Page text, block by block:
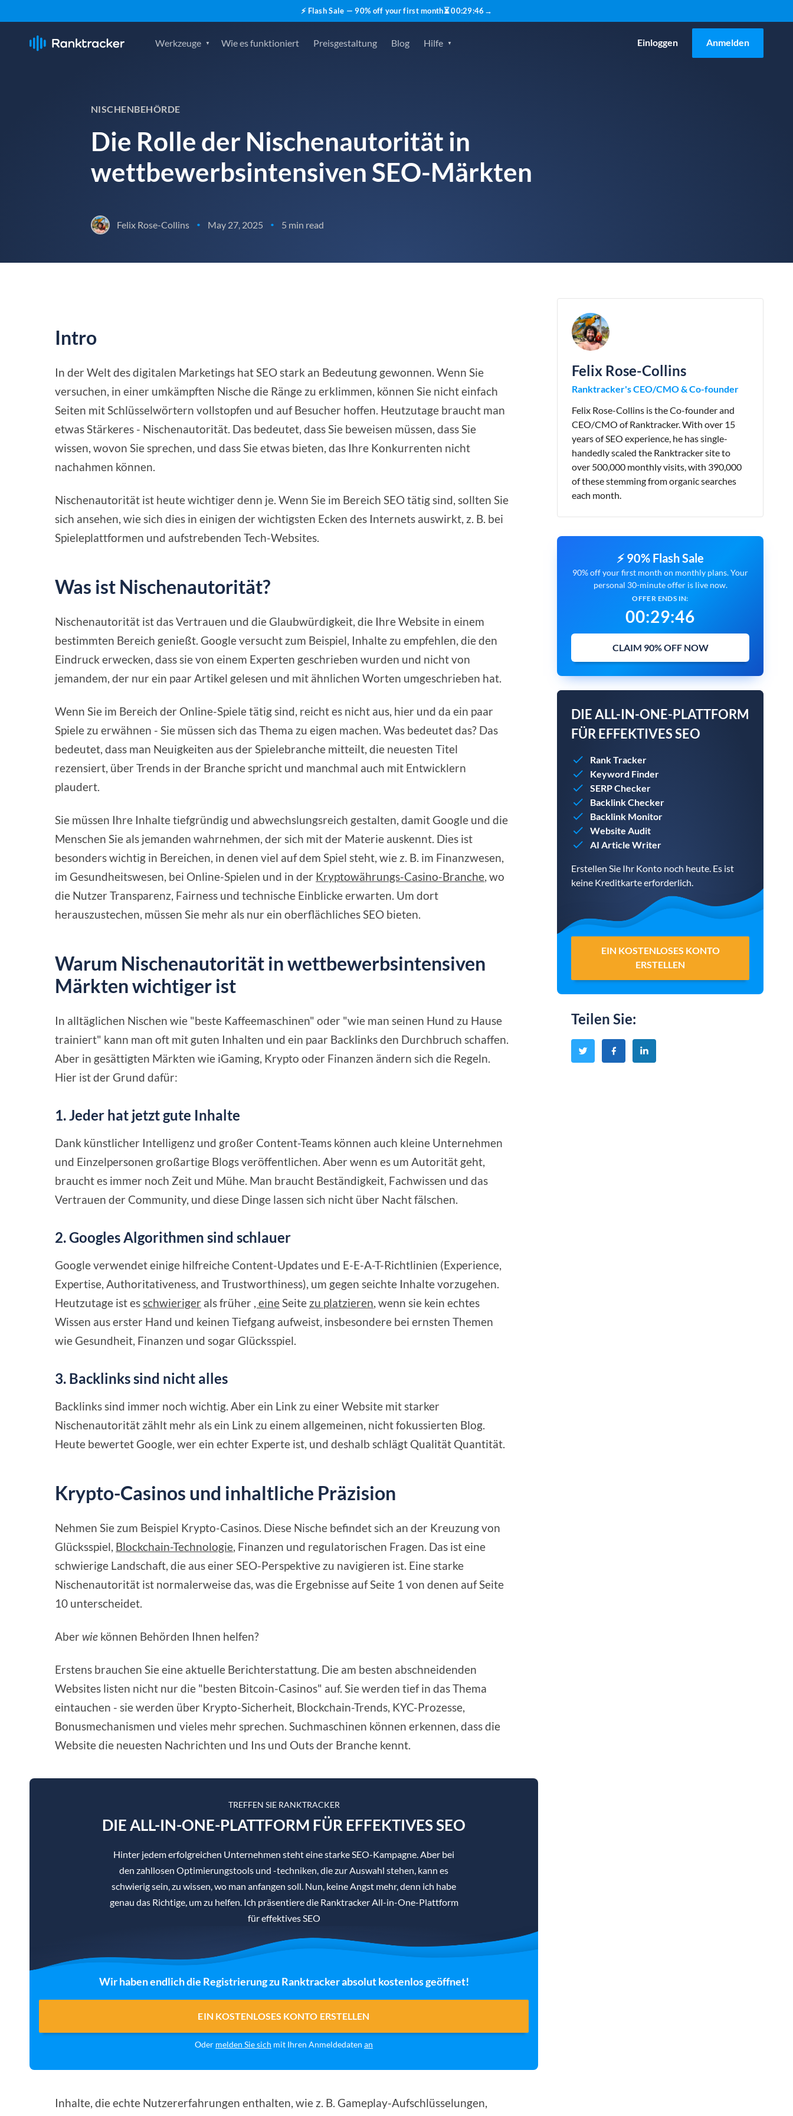
⚡ Flash Sale — 90% off your first month⏳00:29:45 →
Werkzeuge Wie es funktioniert Preisgestaltung Blog Hilfe Einloggen Anmelden
NISCHENBEHÖRDE
Die Rolle der Nischenautorität in
wettbewerbsintensiven SEO-Märkten
Felix Rose-Collins • May 27, 2025 • 5 min read
Intro
In der Welt des digitalen Marketings hat SEO stark an Bedeutung gewonnen. Wenn Sie
versuchen, in einer umkämpften Nische die Ränge zu erklimmen, können Sie nicht einfach
Seiten mit Schlüsselwörtern vollstopfen und auf Besucher hoffen. Heutzutage braucht man
etwas Stärkeres - Nischenautorität. Das bedeutet, dass Sie beweisen müssen, dass Sie
wissen, wovon Sie sprechen, und dass Sie etwas bieten, das Ihre Konkurrenten nicht
nachahmen können.
Nischenautorität ist heute wichtiger denn je. Wenn Sie im Bereich SEO tätig sind, sollten Sie
sich ansehen, wie sich dies in einigen der wichtigsten Ecken des Internets auswirkt, z. B. bei
Spieleplattformen und aufstrebenden Tech-Websites.
Was ist Nischenautorität?
Nischenautorität ist das Vertrauen und die Glaubwürdigkeit, die Ihre Website in einem
bestimmten Bereich genießt. Google versucht zum Beispiel, Inhalte zu empfehlen, die den
Eindruck erwecken, dass sie von einem Experten geschrieben wurden und nicht von
jemandem, der nur ein paar Artikel gelesen und mit ähnlichen Worten umgeschrieben hat.
Wenn Sie im Bereich der Online-Spiele tätig sind, reicht es nicht aus, hier und da ein paar
Spiele zu erwähnen - Sie müssen sich das Thema zu eigen machen. Was bedeutet das? Das
bedeutet, dass man Neuigkeiten aus der Spielebranche mitteilt, die neuesten Titel
rezensiert, über Trends in der Branche spricht und manchmal auch mit Entwicklern
plaudert.
Sie müssen Ihre Inhalte tiefgründig und abwechslungsreich gestalten, damit Google und die
Menschen Sie als jemanden wahrnehmen, der sich mit der Materie auskennt. Dies ist
besonders wichtig in Bereichen, in denen viel auf dem Spiel steht, wie z. B. im Finanzwesen,
im Gesundheitswesen, bei Online-Spielen und in der Kryptowährungs-Casino-Branche, wo
die Nutzer Transparenz, Fairness und technische Einblicke erwarten. Um dort
herauszustechen, müssen Sie mehr als nur ein oberflächliches SEO bieten.
Warum Nischenautorität in wettbewerbsintensiven
Märkten wichtiger ist
In alltäglichen Nischen wie "beste Kaffeemaschinen" oder "wie man seinen Hund zu Hause
trainiert" kann man oft mit guten Inhalten und ein paar Backlinks den Durchbruch schaffen.
Aber in gesättigten Märkten wie iGaming, Krypto oder Finanzen ändern sich die Regeln.
Hier ist der Grund dafür:
1. Jeder hat jetzt gute Inhalte
Dank künstlicher Intelligenz und großer Content-Teams können auch kleine Unternehmen
und Einzelpersonen großartige Blogs veröffentlichen. Aber wenn es um Autorität geht,
braucht es immer noch Zeit und Mühe. Man braucht Beständigkeit, Fachwissen und das
Vertrauen der Community, und diese Dinge lassen sich nicht über Nacht fälschen.
2. Googles Algorithmen sind schlauer
Google verwendet einige hilfreiche Content-Updates und E-E-A-T-Richtlinien (Experience,
Expertise, Authoritativeness, and Trustworthiness), um gegen seichte Inhalte vorzugehen.
Heutzutage ist esschwieriger als früher , eineSeite zu platzieren, wenn sie kein echtes
Wissen aus erster Hand und keinen Tiefgang aufweist, insbesondere bei ernsten Themen
wie Gesundheit, Finanzen und sogar Glücksspiel.
3. Backlinks sind nicht alles
Backlinks sind immer noch wichtig. Aber ein Link zu einer Website mit starker
Nischenautorität zählt mehr als ein Link zu einem allgemeinen, nicht fokussierten Blog.
Heute bewertet Google, wer ein echter Experte ist, und deshalb schlägt Qualität Quantität.
Krypto-Casinos und inhaltliche Präzision
Nehmen Sie zum Beispiel Krypto-Casinos. Diese Nische befindet sich an der Kreuzung von
Glücksspiel, Blockchain-Technologie, Finanzen und regulatorischen Fragen. Das ist eine
schwierige Landschaft, die aus einer SEO-Perspektive zu navigieren ist. Eine starke
Nischenautorität ist normalerweise das, was die Ergebnisse auf Seite 1 von denen auf Seite
10 unterscheidet.
Aberwie können Behörden Ihnen helfen?
Erstens brauchen Sie eine aktuelle Berichterstattung. Die am besten abschneidenden
Websites listen nicht nur die "besten Bitcoin-Casinos" auf. Sie werden tief in das Thema
eintauchen - sie werden über Krypto-Sicherheit, Blockchain-Trends, KYC-Prozesse,
Bonusmechanismen und vieles mehr sprechen. Suchmaschinen können erkennen, dass die
Website die neuesten Nachrichten und Ins und Outs der Branche kennt.
TREFFEN SIE RANKTRACKER
DIE ALL-IN-ONE-PLATTFORM FÜR EFFEKTIVES SEO
Hinter jedem erfolgreichen Unternehmen steht eine starke SEO-Kampagne. Aber bei
den zahllosen Optimierungstools und -techniken, die zur Auswahl stehen, kann es
schwierig sein, zu wissen, wo man anfangen soll. Nun, keine Angst mehr, denn ich habe
genau das Richtige, um zu helfen. Ich präsentiere die Ranktracker All-in-One-Plattform
für effektives SEO
Wir haben endlich die Registrierung zu Ranktracker absolut kostenlos geöffnet!
EIN KOSTENLOSES KONTO ERSTELLEN
Oder melden Sie sich mit Ihren Anmeldedaten an
Inhalte, die echte Nutzererfahrungen enthalten, wie z. B. Gameplay-Aufschlüsselungen,
Felix Rose-Collins
Ranktracker's CEO/CMO & Co-founder
Felix Rose-Collins is the Co-founder and
CEO/CMO of Ranktracker. With over 15
years of SEO experience, he has single-
handedly scaled the Ranktracker site to
over 500,000 monthly visits, with 390,000
of these stemming from organic searches
each month.
⚡ 90% Flash Sale
90% off your first month on monthly plans. Your
personal 30-minute offer is live now.
OFFER ENDS IN:
00:29:45
CLAIM 90% OFF NOW
DIE ALL-IN-ONE-PLATTFORM
FÜR EFFEKTIVES SEO
Rank Tracker
Keyword Finder
SERP Checker
Backlink Checker
Backlink Monitor
Website Audit
AI Article Writer
Erstellen Sie Ihr Konto noch heute. Es ist
keine Kreditkarte erforderlich.
EIN KOSTENLOSES KONTO
ERSTELLEN
Teilen Sie: